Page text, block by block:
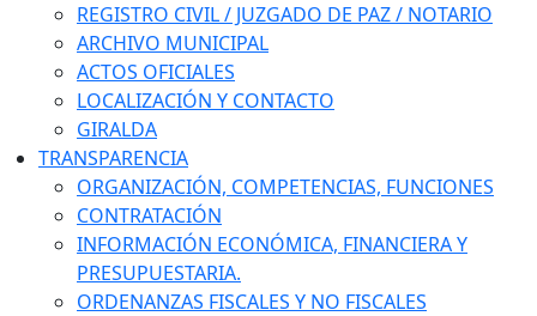
REGISTRO CIVIL / JUZGADO DE PAZ / NOTARIO
ARCHIVO MUNICIPAL
ACTOS OFICIALES
LOCALIZACIÓN Y CONTACTO
GIRALDA
TRANSPARENCIA
ORGANIZACIÓN, COMPETENCIAS, FUNCIONES
CONTRATACIÓN
INFORMACIÓN ECONÓMICA, FINANCIERA Y
PRESUPUESTARIA.
ORDENANZAS FISCALES Y NO FISCALES